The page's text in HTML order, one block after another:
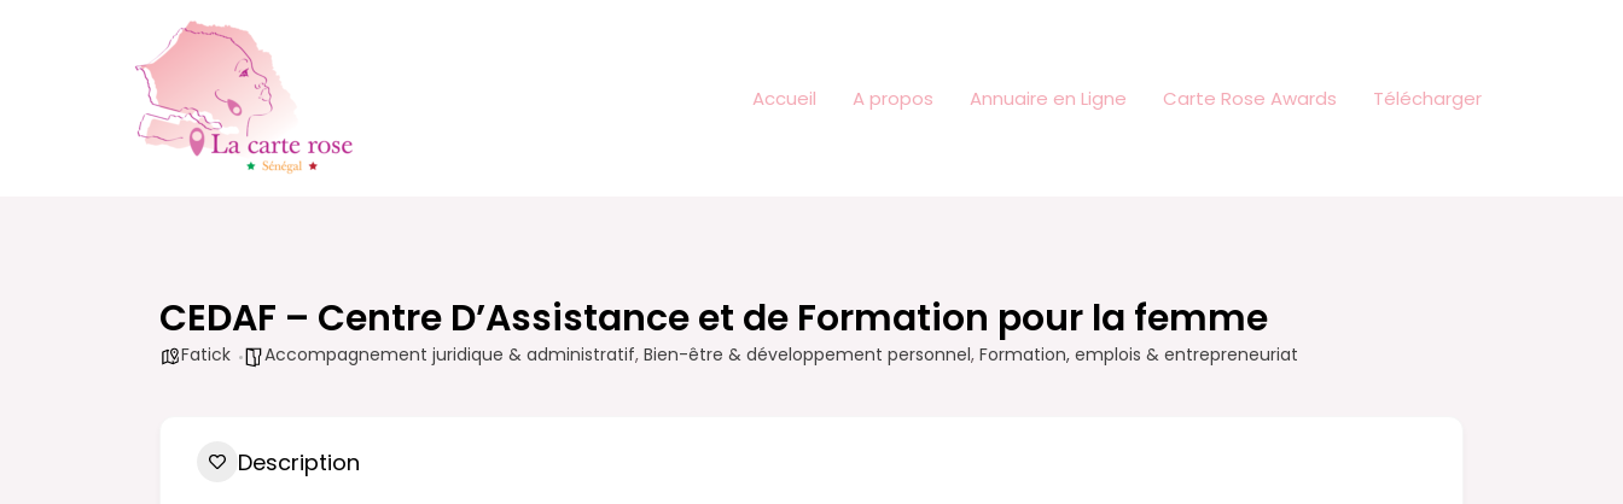
Accueil
A propos Annuaire en Ligne Carte Rose Awards Télécharger
CEDAF – Centre D’Assistance et de Formation pour la femme
Fatick Accompagnement juridique & administratif, Bien-être & développement personnel, Formation, emplois & entrepreneuriat
Description